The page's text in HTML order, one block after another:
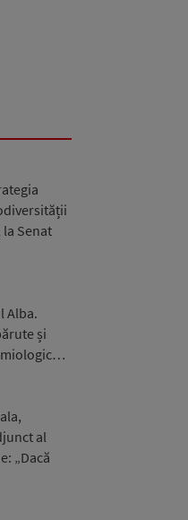
Senat
Alba.
și
al
„Dacă